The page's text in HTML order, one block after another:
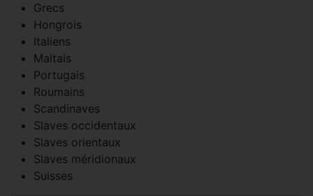
Grecs
Hongrois
Italiens
Maltais
Portugais
Roumains
Scandinaves
Slaves occidentaux
Slaves orientaux
Slaves méridionaux
Suisses